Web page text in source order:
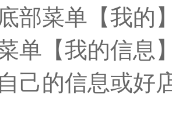
部菜单【我的
单【我的信息
己的信息或好